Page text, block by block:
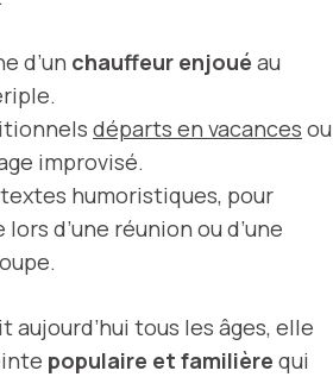
d’un chauffeur enjoué au
départs en vacances ou
improvisé.
humoristiques, pour
d’une réunion ou d’une
aujourd’hui tous les âges, elle
populaire et familière qui